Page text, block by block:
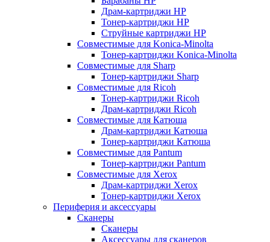
Драм-картриджи HP
Тонер-картриджи HP
Струйные картриджи HP
Совместимые для Konica-Minolta
Тонер-картриджи Konica-Minolta
Совместимые для Sharp
Тонер-картриджи Sharp
Совместимые для Ricoh
Тонер-картриджи Ricoh
Драм-картриджи Ricoh
Совместимые для Катюша
Драм-картриджи Катюша
Тонер-картриджи Катюша
Совместимые для Pantum
Тонер-картриджи Pantum
Совместимые для Xerox
Драм-картриджи Xerox
Тонер-картриджи Xerox
Периферия и аксессуары
Сканеры
Сканеры
Аксессуары для сканеров